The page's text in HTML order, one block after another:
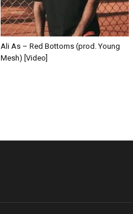
Ali As – Red Bottoms (prod. Young
Mesh) [Video]